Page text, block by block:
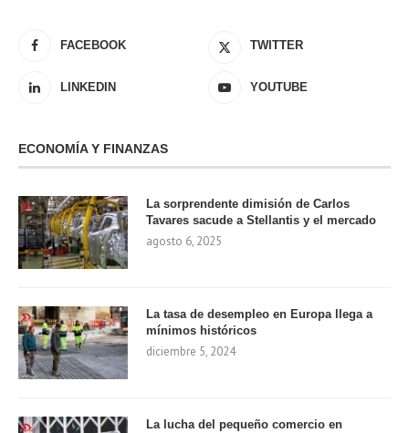
FACEBOOK TWITTER
LINKEDIN YOUTUBE
ECONOMÍA Y FINANZAS
La sorprendente dimisión de Carlos
Tavares sacude a Stellantis y el mercado
agosto 6, 2025
La tasa de desempleo en Europa llega a
mínimos históricos
diciembre 5, 2024
La lucha del pequeño comercio en